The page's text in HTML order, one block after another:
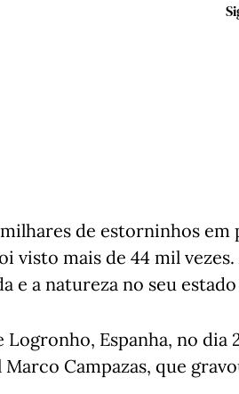
de estorninhos em
visto mais de 44 mil vezes.
e a natureza no seu
Espanha, no dia
Campazas, que